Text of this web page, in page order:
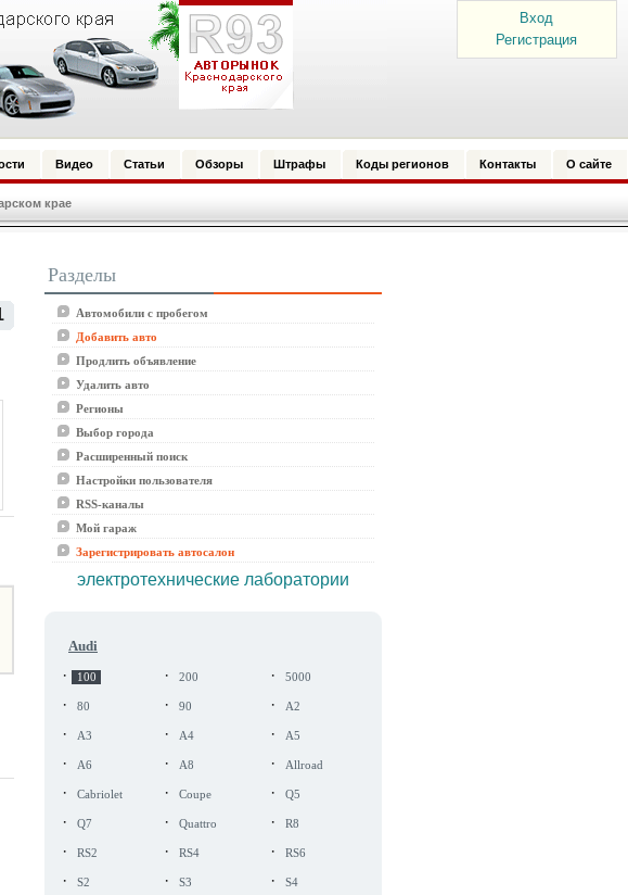
Вход
Регистрация
Видео Статьи Обзоры Штрафы Коды регионов Контакты О сайте
крае
Разделы
Автомобили с пробегом
Добавить авто
Продлить объявление
Удалить авто
Регионы
Выбор города
Расширенный поиск
Настройки пользователя
RSS-каналы
Мой гараж
Зарегистрировать автосалон
электротехнические лаборатории
Audi
· 100 · 200 · 5000
· 80 · 90 · A2
· A3 · A4 · A5
· A6 · A8 · Allroad
· Cabriolet · Coupe · Q5
· Q7 · Quattro · R8
· RS2 · RS4 · RS6
· S2 · S3 · S4